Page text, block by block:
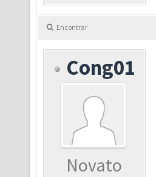
Encontrar
Cong01
Novato